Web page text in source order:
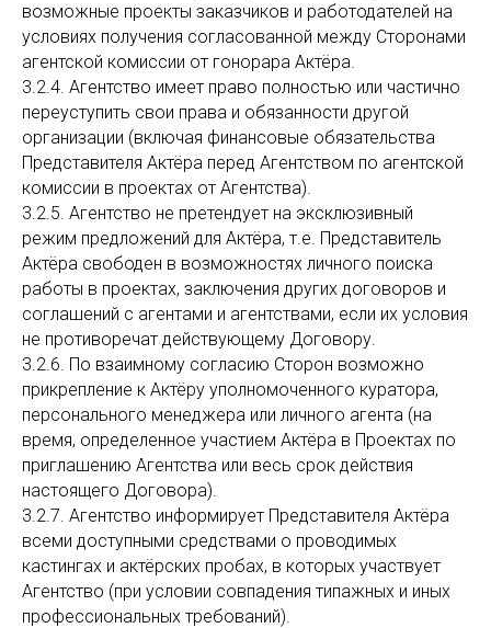
возможные проекты заказчиков и работодателей на
условиях получения согласованной между Сторонами
агентской комиссии от гонорара Актёра.
3.2.4. Агентство имеет право полностью или частично
переуступить свои права и обязанности другой
организации (включая финансовые обязательства
Представителя Актёра перед Агентством по агентской
комиссии в проектах от Агентства).
3.2.5. Агентство не претендует на эксклюзивный
режим предложений для Актёра, т.е. Представитель
Актёра свободен в возможностях личного поиска
работы в проектах, заключения других договоров и
соглашений с агентами и агентствами, если их условия
не противоречат действующему Договору.
3.2.6. По взаимному согласию Сторон возможно
прикрепление к Актёру уполномоченного куратора,
персонального менеджера или личного агента (на
время, определенное участием Актёра в Проектах по
приглашению Агентства или весь срок действия
настоящего Договора).
3.2.7. Агентство информирует Представителя Актёра
всеми доступными средствами о проводимых
кастингах и актёрских пробах, в которых участвует
Агентство (при условии совпадения типажных и иных
профессиональных требований).